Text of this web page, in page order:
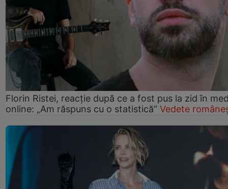
Florin Ristei, reacție după ce a fost pus la zid în
online: „Am răspuns cu o statistică” Vedete